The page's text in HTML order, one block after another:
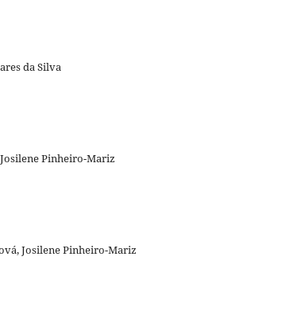
da Silva
Pinheiro-Mariz
Josilene Pinheiro-Mariz